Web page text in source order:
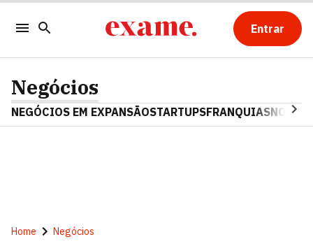
Entrar
Negócios
NEGÓCIOS EM EXPANSÃOSTARTUPSFRANQUIAS
Home Negócios